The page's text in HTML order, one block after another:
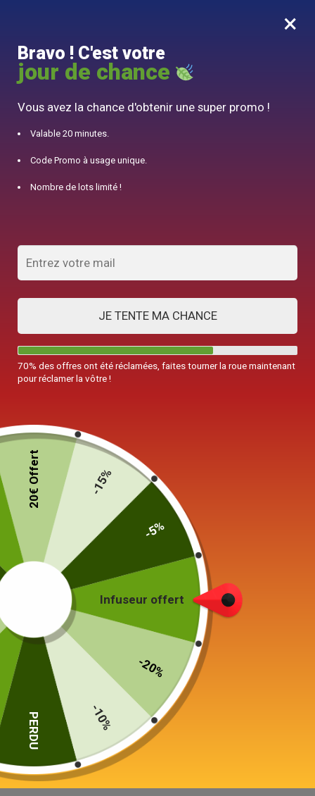
0
10% offert pour 50€ d’achats avec le code DJINN10
Service à Thé 6 Tasses
Porcelaine 650ml
€
Color
×
Bravo ! C'est votre
jour de chance
Vous avez la chance d'obtenir une super promo !
Valable 20 minutes.
Code Promo à usage unique.
Nombre de lots limité !
JE TENTE MA CHANCE
70% des offres ont été réclamées, faites tourner la roue maintenant
pour réclamer la vôtre !
Infuseur offert
-20%
-10%
PERDU
20€ Offert -15%
-5%